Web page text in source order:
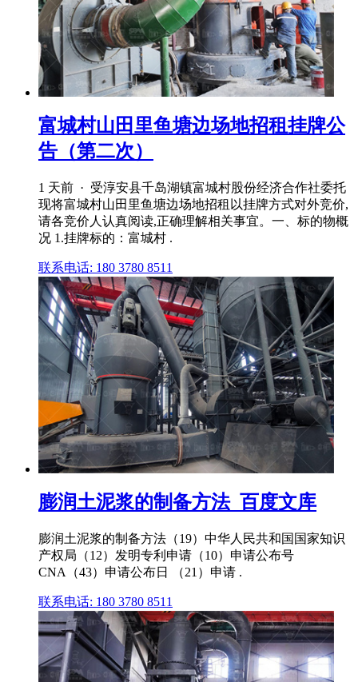
富城村山田里鱼塘边场地招租挂牌公
告（第二次）
1 天前 · 受淳安县千岛湖镇富城村股份经济合作社委托
现将富城村山田里鱼塘边场地招租以挂牌方式对外竞价,
请各竞价人认真阅读,正确理解相关事宜。一、标的物概
况 1.挂牌标的：富城村 .
联系电话: 180 3780 8511
膨润土泥浆的制备方法_百度文库
膨润土泥浆的制备方法（19）中华人民共和国国家知识
产权局（12）发明专利申请（10）申请公布号
CNA（43）申请公布日 （21）申请 .
联系电话: 180 3780 8511